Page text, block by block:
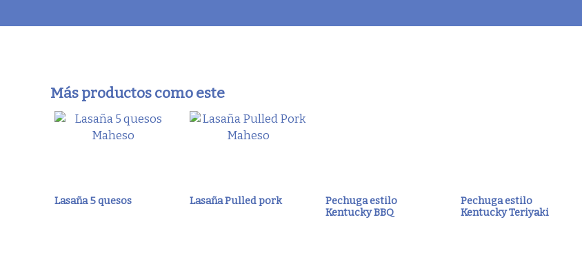
Más productos como este
Lasaña 5 quesos Lasaña Pulled pork
Pechuga estilo
Kentucky BBQ
Pechuga estilo
Kentucky Teriyaki